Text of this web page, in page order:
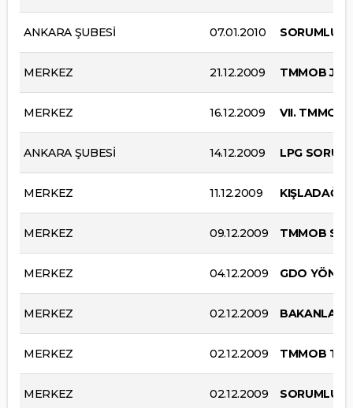
ANKARA ŞUBESİ 07.01.2010 SORUMLU
MERKEZ 21.12.2009 TMMOB
MERKEZ 16.12.2009 VII. TMMOB
ANKARA ŞUBESİ 14.12.2009 LPG
MERKEZ 11.12.2009 KIŞLADAĞ
MERKEZ 09.12.2009 TMMOB
MERKEZ 04.12.2009 GDO
MERKEZ 02.12.2009 BAKANLAR
MERKEZ 02.12.2009 TMMOB
MERKEZ 02.12.2009 SORUMLU